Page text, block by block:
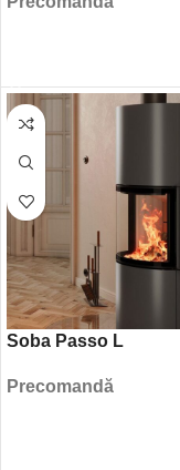
Soba Passo L
Precomandă